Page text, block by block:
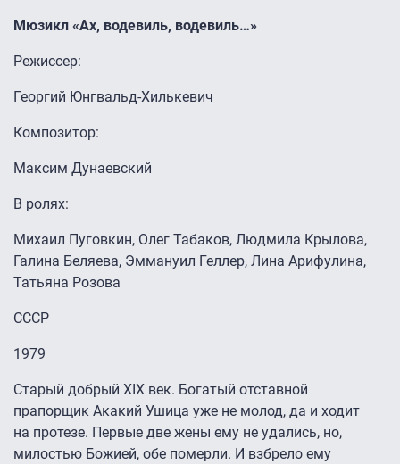
Мюзикл «Ах, водевиль, водевиль…»
Режиссер:
Георгий Юнгвальд-Хилькевич
Композитор:
Максим Дунаевский
В ролях:
Михаил Пуговкин, Олег Табаков, Людмила Крылова,
Галина Беляева, Эммануил Геллер, Лина Арифулина,
Татьяна Розова
СССР
1979
Старый добрый XIX век. Богатый отставной
прапорщик Акакий Ушица уже не молод, да и ходит
на протезе. Первые две жены ему не удались, но,
милостью Божией, обе померли. И взбрело ему